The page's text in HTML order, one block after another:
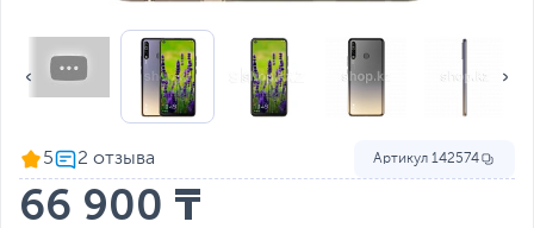
5 Артикул 142574
66 900 ₸